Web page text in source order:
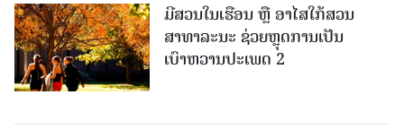
ມີສວນໃນເຮືອນ ຫຼື ອາໄສໃກ້ສວນ
ສາທາລະນະ ຊ່ວຍຫຼຸດການເປັນ
ເບົາຫວານປະເພດ 2